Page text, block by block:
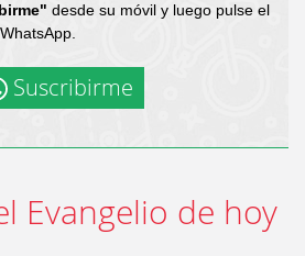
desde su móvil y luego pulse el
Suscribirme
Evangelio de hoy